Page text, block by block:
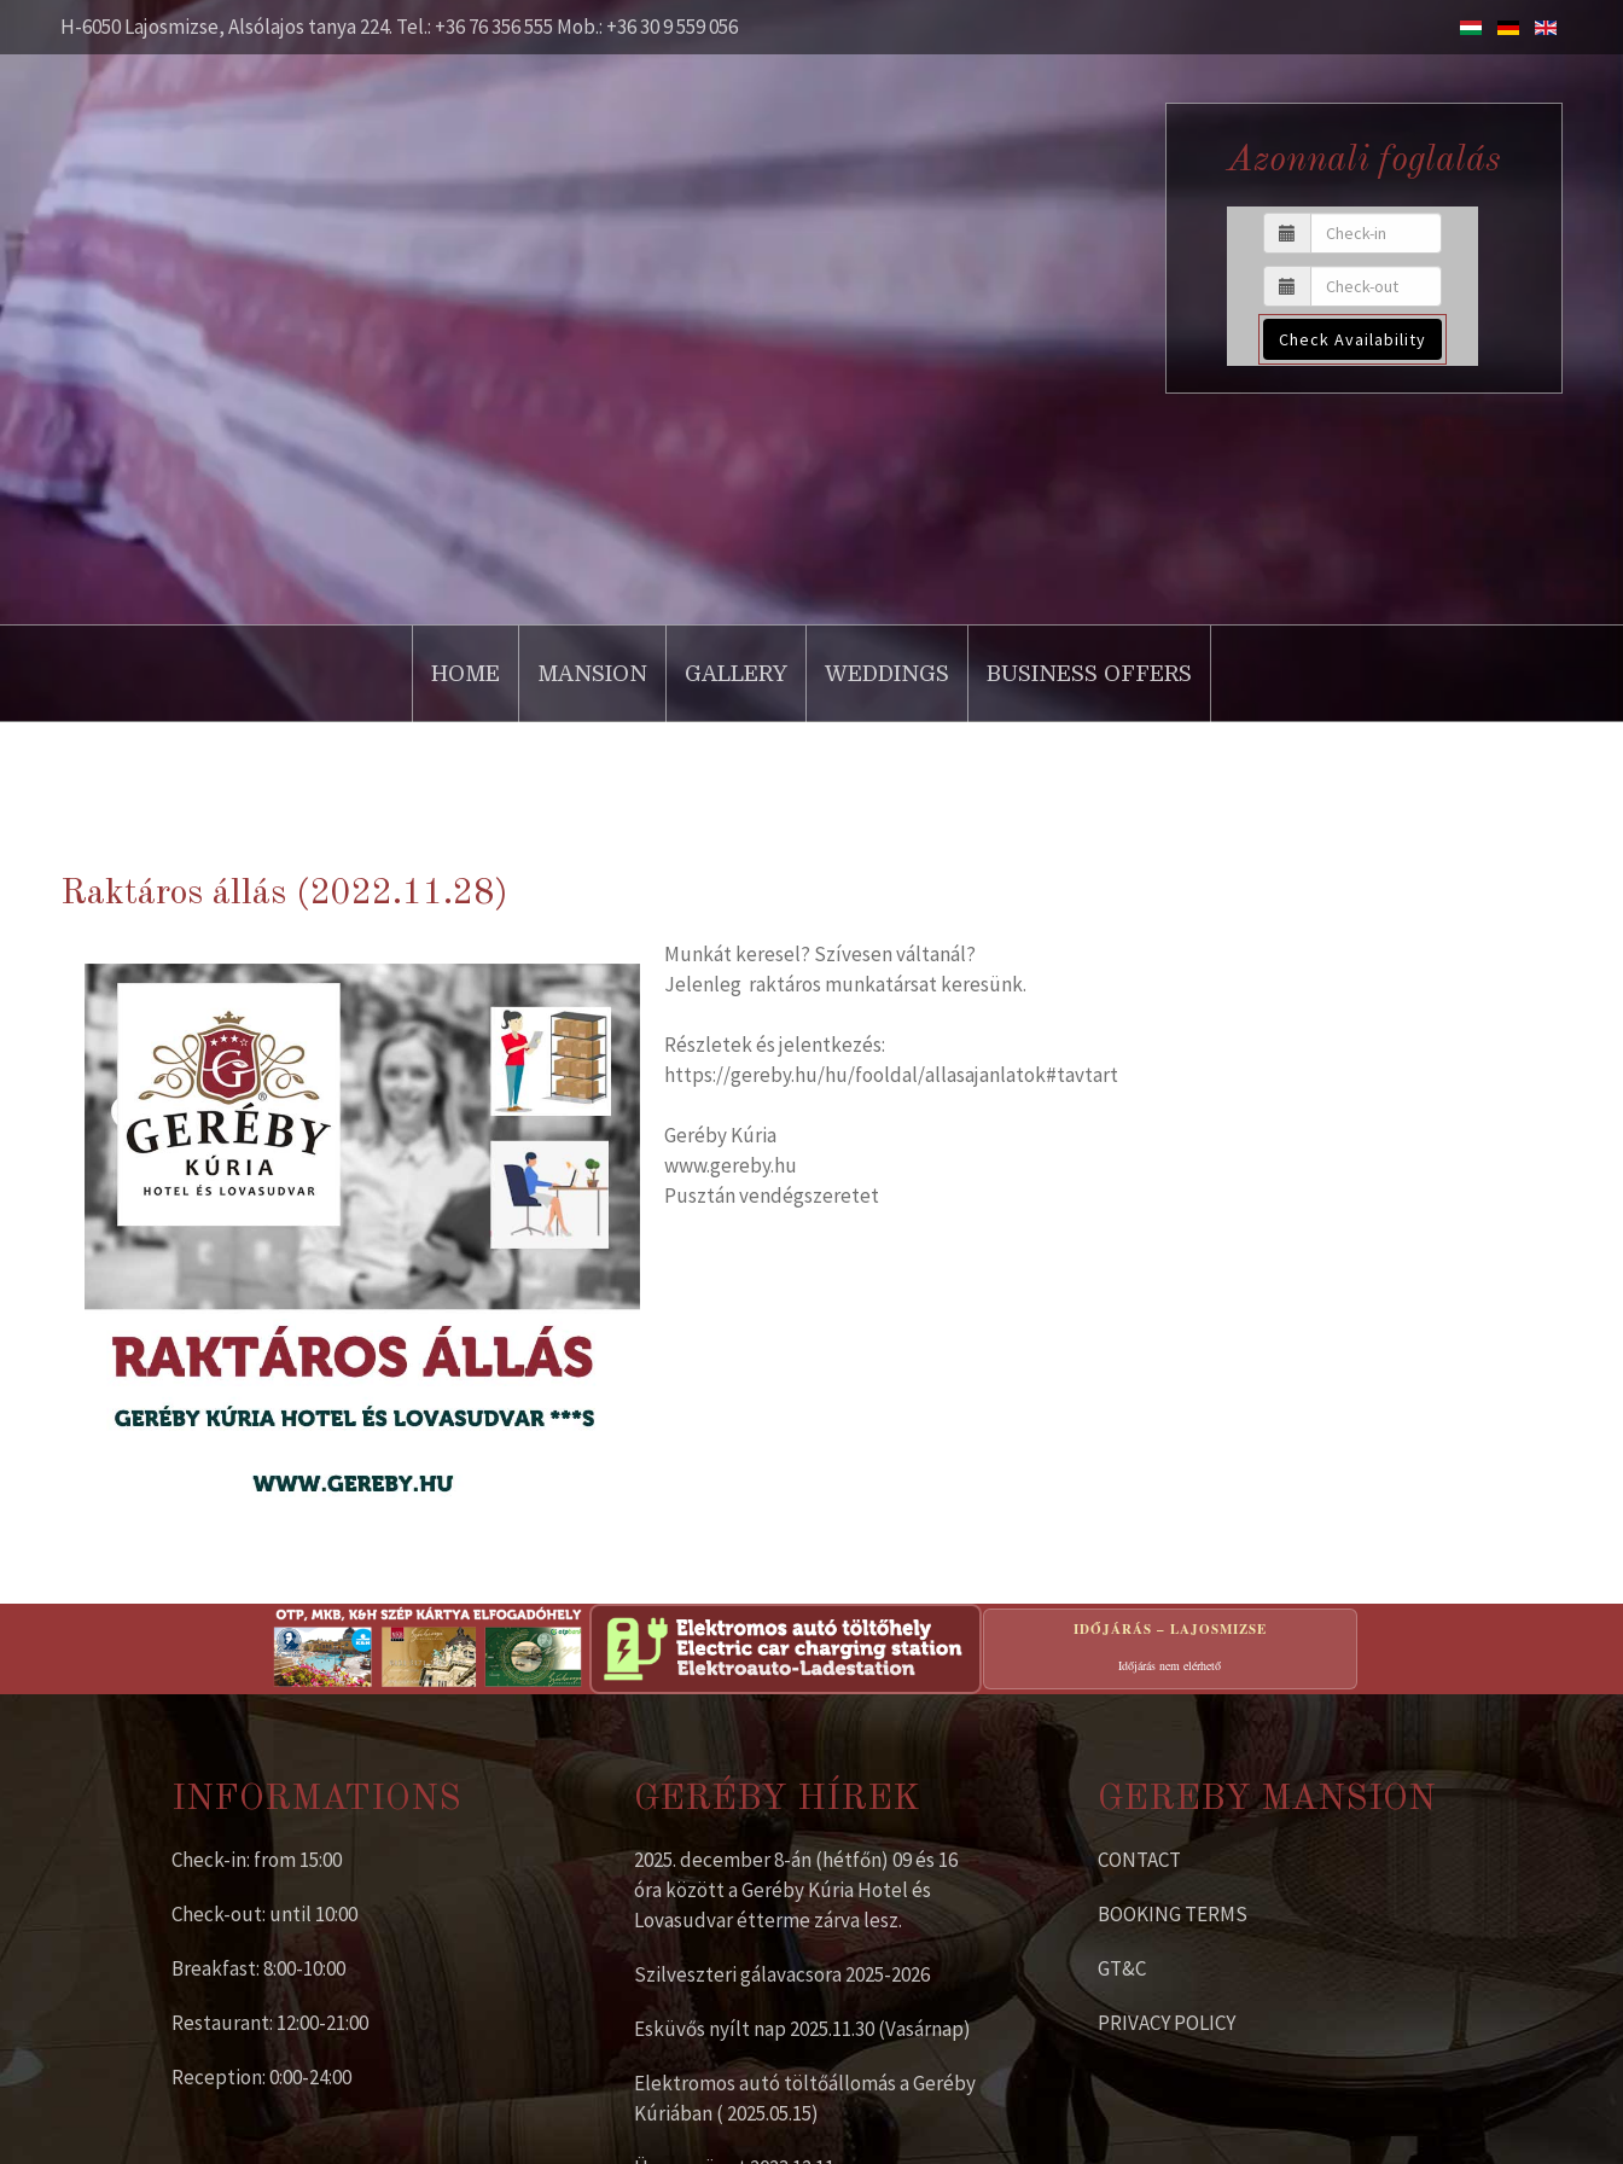
H-6050 Lajosmizse, Alsólajos tanya 224. Tel.: +36 76 356 555 Mob.: +36 30 9 559 056
Azonnali foglalás
Check Availability
HOME MANSION GALLERY WEDDINGS BUSINESS OFFERS
Raktáros állás (2022.11.28)
Munkát keresel? Szívesen váltanál?
Jelenleg raktáros munkatársat keresünk.
Részletek és jelentkezés:
https://gereby.hu/hu/fooldal/allasajanlatok#tavtart
Geréby Kúria
www.gereby.hu
Pusztán vendégszeretet
IDŐJÁRÁS – LAJOSMIZSE
Időjárás nem elérhető
INFORMATIONS
Check-in: from 15:00
Check-out: until 10:00
Breakfast: 8:00-10:00
Restaurant: 12:00-21:00
Reception: 0:00-24:00
GERÉBY HÍREK
2025. december 8-án (hétfőn) 09 és 16
óra között a Geréby Kúria Hotel és
Lovasudvar étterme zárva lesz.
Szilveszteri gálavacsora 2025-2026
Esküvős nyílt nap 2025.11.30 (Vasárnap)
Elektromos autó töltőállomás a Geréby
Kúriában ( 2025.05.15)
GEREBY MANSION
CONTACT
BOOKING TERMS
GT&C
PRIVACY POLICY